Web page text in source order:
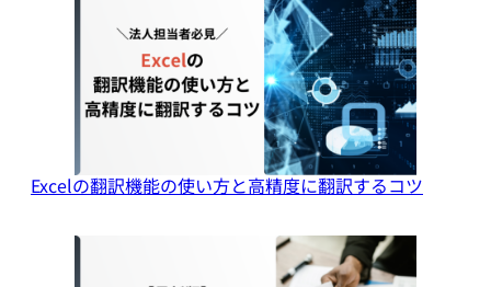
Excelの翻訳機能の使い方と高精度に翻訳するコツ